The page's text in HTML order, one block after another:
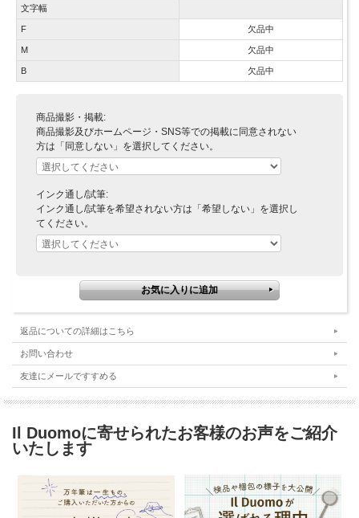
文字幅
F 欠品中
M 欠品中
B 欠品中
商品撮影・掲載:
商品撮影及びホームページ・SNS等での掲載に同意されない
方は「同意しない」を選択してください。
インク通し/試筆:
インク通し/試筆を希望されない方は「希望しない」を選択し
てください。
返品についての詳細はこちら
お問い合わせ
友達にメールですすめる
Il Duomoに寄せられたお客様のお声をご紹介
いたします